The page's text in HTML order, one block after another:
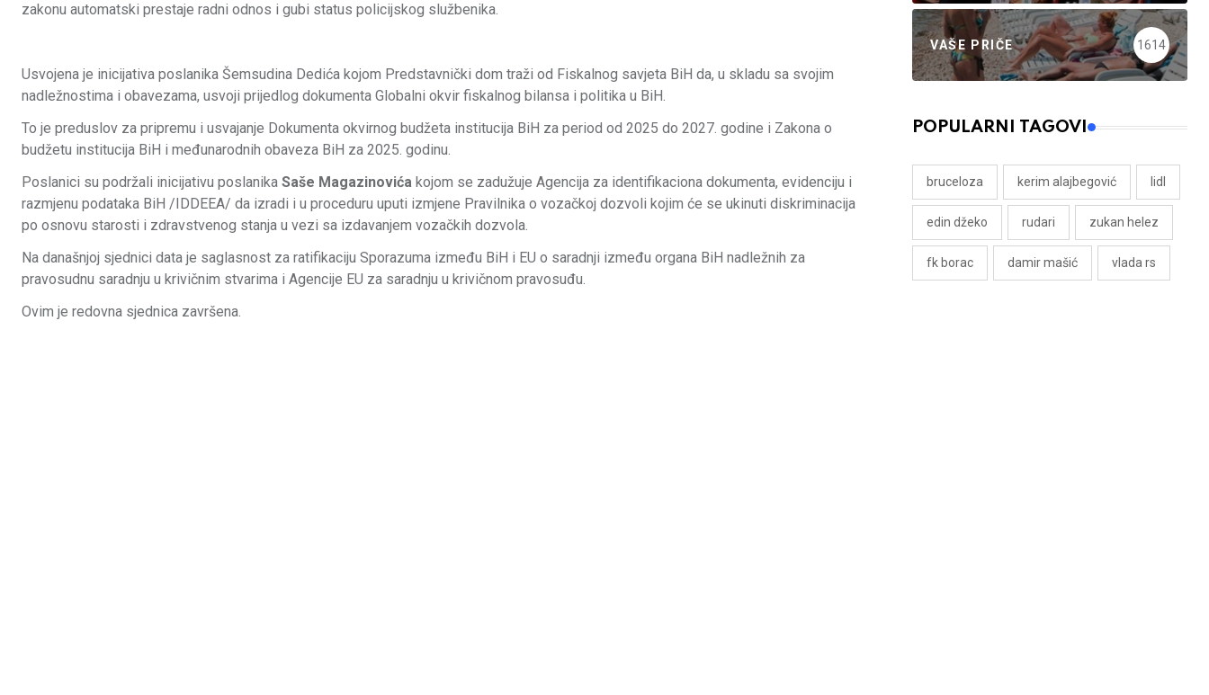
zakonu automatski prestaje radni odnos i gubi status policijskog službenika.
Usvojena je inicijativa poslanika Šemsudina Dedića kojom Predstavnički dom traži od Fiskalnog savjeta BiH da, u skladu sa svojim
nadležnostima i obavezama, usvoji prijedlog dokumenta Globalni okvir fiskalnog bilansa i politika u BiH.
To je preduslov za pripremu i usvajanje Dokumenta okvirnog budžeta institucija BiH za period od 2025 do 2027. godine i Zakona o
budžetu institucija BiH i međunarodnih obaveza BiH za 2025. godinu.
Poslanici su podržali inicijativu poslanika Saše Magazinovića kojom se zadužuje Agencija za identifikaciona dokumenta, evidenciju i
razmjenu podataka BiH /IDDЕЕA/ da izradi i u proceduru uputi izmjene Pravilnika o vozačkoj dozvoli kojim će se ukinuti diskriminacija
po osnovu starosti i zdravstvenog stanja u vezi sa izdavanjem vozačkih dozvola.
Na današnjoj sjednici data je saglasnost za ratifikaciju Sporazuma između BiH i ЕU o saradnji između organa BiH nadležnih za
pravosudnu saradnju u krivičnim stvarima i Agencije ЕU za saradnju u krivičnom pravosuđu.
Ovim je redovna sjednica završena.
VAŠE PRIČE 1614
POPULARNI TAGOVI
bruceloza kerim alajbegović lidl
edin džeko rudari zukan helez
fk borac damir mašić vlada rs